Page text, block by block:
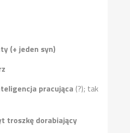
(+ jeden syn)
pracująca (?); tak
troszkę dorabiający